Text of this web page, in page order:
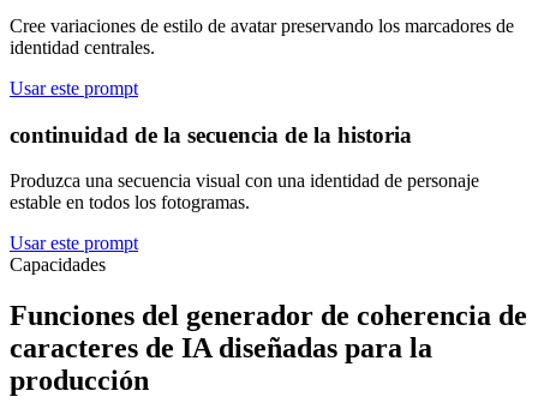
Cree variaciones de estilo de avatar preservando los marcadores de
identidad centrales.
Usar este prompt
continuidad de la secuencia de la historia
Produzca una secuencia visual con una identidad de personaje
estable en todos los fotogramas.
Usar este prompt
Capacidades
Funciones del generador de coherencia de
caracteres de IA diseñadas para la
producción